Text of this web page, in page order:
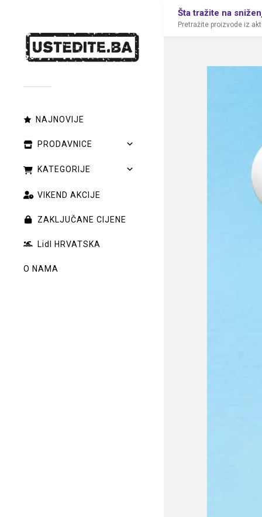
NAJNOVIJE
PRODAVNICE
KATEGORIJE
VIKEND AKCIJE
ZAKLJUČANE CIJENE
Lidl HRVATSKA
O NAMA
Šta tražite na
Pretražite proizvode iz